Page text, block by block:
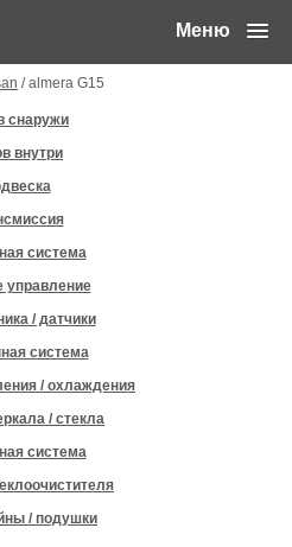
Меню
/ almera G15
снаружи
внутри
система
управление
/ датчики
система
/ охлаждения
/ стекла
система
/ подушки